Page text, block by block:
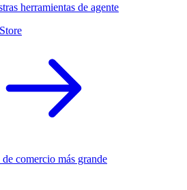
herramientas de agente
comercio más grande